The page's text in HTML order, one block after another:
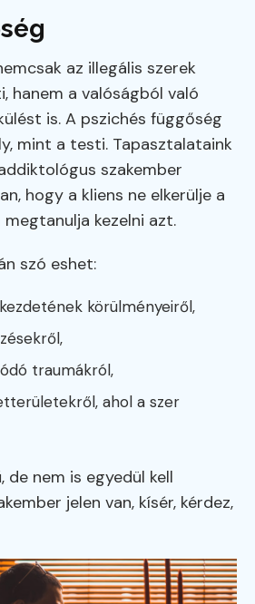
az illegális szerek
hanem a valóságból való
is. A pszichés függőség
mint a testi. Tapasztalataink
szakember
hogy a kliens ne elkerülje a
kezelni azt.
szó eshet:
körülményeiről,
traumákról,
ahol a szer
de nem is egyedül kell
jelen van, kísér, kérdez,